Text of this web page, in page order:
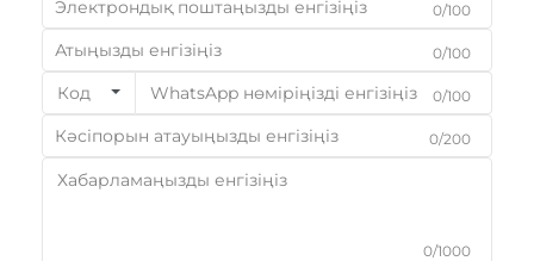
0/100
0/100
Код 0/100
0/200
0/1000